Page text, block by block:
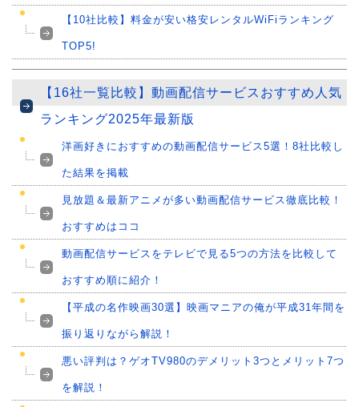
【10社比較】料金が安い格安レンタルWiFiランキング
TOP5!
【16社一覧比較】動画配信サービスおすすめ人気
ランキング2025年最新版
洋画好きにおすすめの動画配信サービス5選！8社比較し
た結果を掲載
見放題＆最新アニメが多い動画配信サービス徹底比較！
おすすめはココ
動画配信サービスをテレビで見る5つの方法を比較して
おすすめ順に紹介！
【平成の名作映画30選】映画マニアの俺が平成31年間を
振り返りながら解説！
悪い評判は？ゲオTV980のデメリット3つとメリット7つ
を解説！